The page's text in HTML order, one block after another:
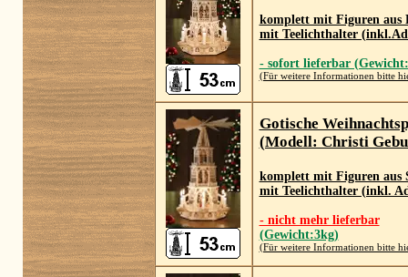
komplett mit Figuren aus
mit Teelichthalter
- sofort lieferbar
(Für weitere Informationen bitte
Gotische
(Modell: Christi
komplett mit Figuren aus
mit Teelichthalter (inkl.
- nicht mehr lieferbar
(Gewicht:3kg)
(Für weitere Informationen bitte